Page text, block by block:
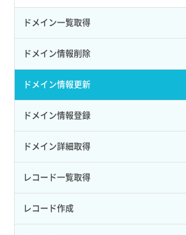
サブユーザー作成
サブユーザー削除
サブユーザー更新
サブユーザー詳細取得
トークン発行
パーミッション一覧取得
ロールからパーミッションを紐づけ解除
ロールにパーミッションを紐づけ
バックアップリストア
バックアップ一覧取得
バックアップ詳細一覧取得
バックアップ詳細取得
ボリュームイメージ保存
ボリュームタイプ一覧取得
ボリュームタイプ詳細取得
ボリューム一覧取得
イメージ保存容量変更
イメージ削除
イメージ詳細取得
サブネット作成（ローカルネットワーク用）
サブネット削除（ローカルネットワーク用）
サブネット詳細取得
セキュリティグループ ルール一覧取得
セキュリティグループ ルール作成
セキュリティグループ ルール削除
セキュリティグループ ルール詳細取得
プール削除
プール更新
プール詳細取得
ヘルスモニタ一覧取得
ヘルスモニタ作成
ヘルスモニタ削除
ヘルスモニタ更新
アカウント容量設定
アカウント情報取得
オブジェクトアップロード
オブジェクトダウンロード
オブジェクトバージョン管理
オブジェクト一覧取得
オブジェクト削除
ドメイン一覧取得
ドメイン情報削除
ドメイン情報更新
ドメイン情報登録
ドメイン詳細取得
レコード一覧取得
レコード作成